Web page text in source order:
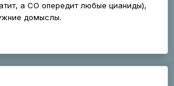
а СО опередит любые цианиды),
домыслы.